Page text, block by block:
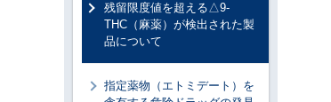
残留限度値を超える△9-
THC（麻薬）が検出された製
品について
指定薬物（エトミデート）を